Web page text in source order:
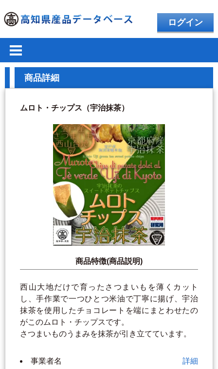
ログイン
商品詳細
ムロト・チップス（宇治抹茶）
商品特徴(商品説明)
西山大地だけで育ったさつまいもを薄くカット
し、手作業で一つひとつ米油で丁寧に揚げ、宇治
抹茶を使用したチョコレートを端にまとわせたの
がこのムロト・チップスです。
さつまいものうまみを抹茶が引き立てています。
事業者名 詳細